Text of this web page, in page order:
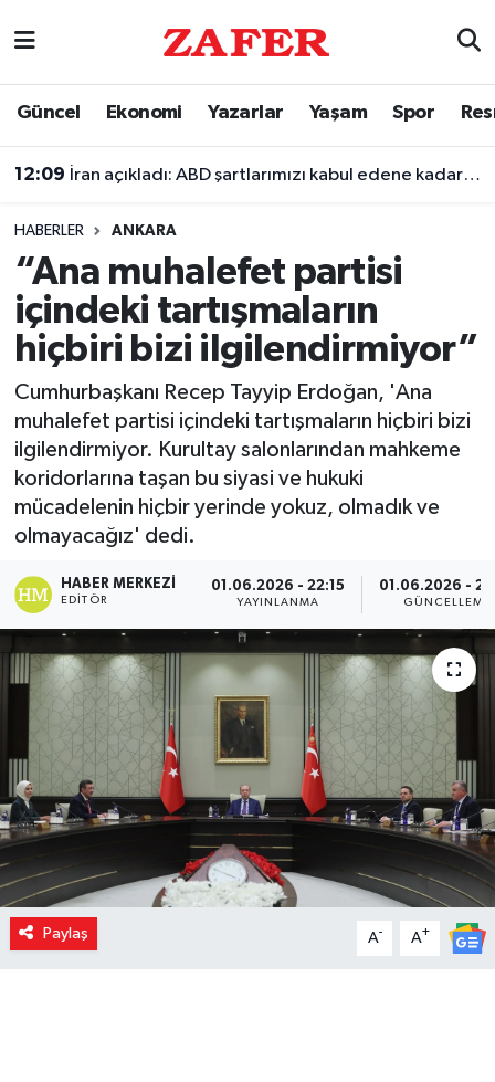
Güncel Ekonomi Yazarlar Yaşam Spor
12:09 İran açıkladı: ABD şartlarımızı kabul edene kadar Hürmüz Boğazı'nı kontrol altında tutacağız
HABERLER ANKARA
“Ana muhalefet partisi
içindeki tartışmaların
hiçbiri bizi ilgilendirmiyor”
Cumhurbaşkanı Recep Tayyip Erdoğan, 'Ana
muhalefet partisi içindeki tartışmaların hiçbiri bizi
ilgilendirmiyor. Kurultay salonlarından mahkeme
koridorlarına taşan bu siyasi ve hukuki
mücadelenin hiçbir yerinde yokuz, olmadık ve
olmayacağız' dedi.
HABER MERKEZI
EDITÖR
01.06.2026 - 22:15
YAYINLANMA
01.06.2026 -
GÜNCELLEME
Paylaş A- A+
Nöbetçi Eczaneler
Trafik Durumu
Süper Lig Puan Durumu ve Fikstür
Tüm Manşetler
Son Dakika Haberleri
Haber Arşivi